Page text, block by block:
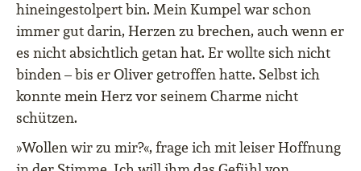
hineingestolpert bin. Mein Kumpel war schon
immer gut darin, Herzen zu brechen, auch wenn er
es nicht absichtlich getan hat. Er wollte sich nicht
binden – bis er Oliver getroffen hatte. Selbst ich
konnte mein Herz vor seinem Charme nicht
schützen.
»Wollen wir zu mir?«, frage ich mit leiser Hoffnung